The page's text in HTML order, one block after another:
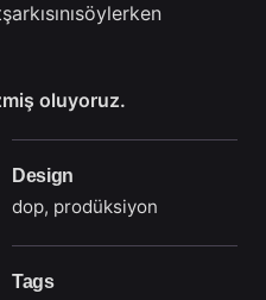
oluyoruz.
Design
dop, prodüksiyon
Tags